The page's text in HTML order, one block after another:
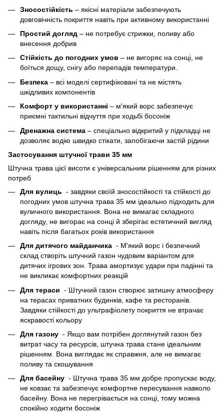
Зносостійкість – якісні матеріали забезпечують
довговічність покриття навіть при активному використанні
Простий догляд – не потребує стрижки, поливу або
внесення добрив
Стійкість до погодних умов – не вигоряє на сонці, не
боїться дощу, снігу або перепадів температури.
Безпека – всі моделі сертифіковані та не містять
шкідливих компонентів
Комфорт у використанні – м'який ворс забезпечує
приємні тактильні відчуття при ходьбі босоніж
Дренажна система – спеціально відкритий у підкладці не
дозволяє водію швидко стікати, запобігаючи застій рідини
Застосування штучної трави 35 мм
Штучна трава цієї висоти є універсальним рішенням для різних
потреб
Для вулиць - завдяки своїй зносостійкості та стійкості до
погодних умов штучна трава 35 мм ідеально підходить для
вуличного використання. Вона не вимагає складного
догляду, не вигорає на сонці й зберігає естетичний вигляд
навіть після багатьох років використання
Для дитячого майданчика - М'який ворс і безпечний
склад створіть штучний газон чудовим варіантом для
дитячих ігрових зон. Трава амортизує удари при падінні та
не викликає комфортних реакцій
Для тераси - Штучний газон створює затишну атмосферу
на терасах приватних будинків, кафе та ресторанів.
Завдяки стійкості до ультрафіолету покриття не втрачає
яскравості кольору
Для газону - Якщо вам потрібен доглянутий газон без
витрат часу та ресурсів, штучна трава стане ідеальним
рішенням. Вона виглядає як справжня, але не вимагає
поливу та скошування
Для басейну - Штучна трава 35 мм добре пропускає воду,
не ковзає та забезпечує комфортне пересування навколо
басейну. Вона не перегрівається на сонці, тому можна
спокійно ходити босоніж